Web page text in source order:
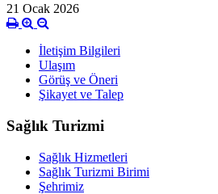
21 Ocak 2026
İletişim Bilgileri
Ulaşım
Görüş ve Öneri
Şikayet ve Talep
Sağlık Turizmi
Sağlık Hizmetleri
Sağlık Turizmi Birimi
Şehrimiz